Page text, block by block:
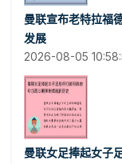
曼联宣布老特拉福
发展
2026-08-05
曼联女足捧起女子